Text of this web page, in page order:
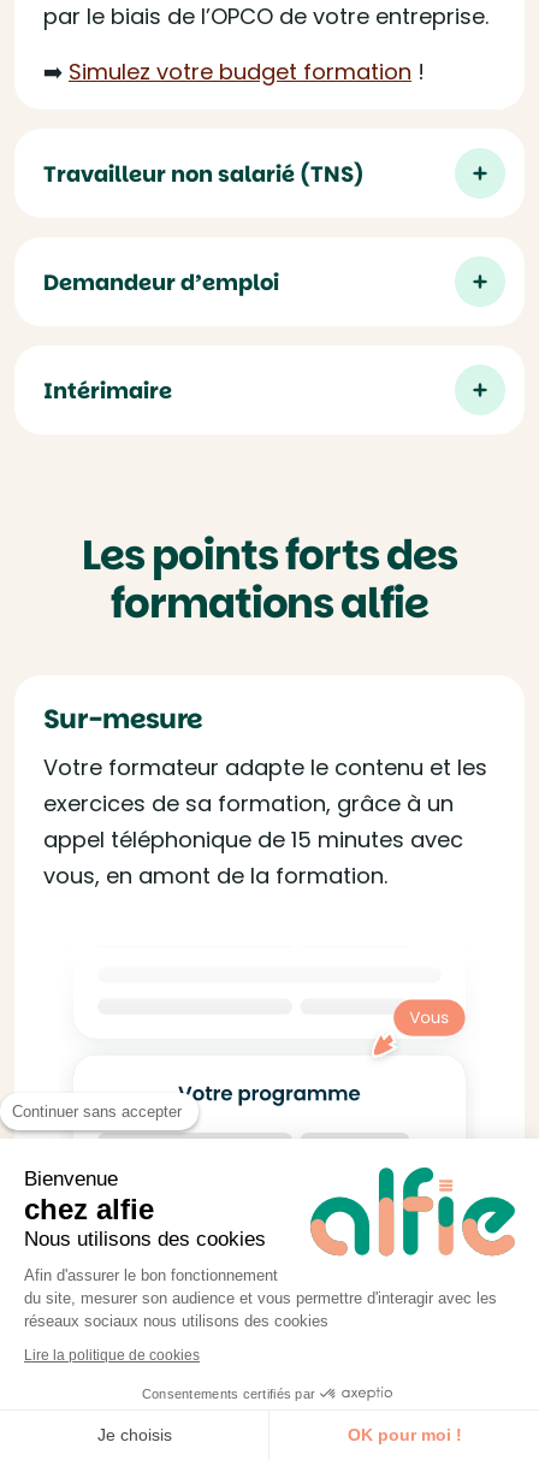
par le biais de l’OPCO de votre entreprise.
➡️ Simulez votre budget formation !
Travailleur non salarié (TNS)
Demandeur d’emploi
Intérimaire
Les points forts des
formations alfie
Sur-mesure
Votre formateur adapte le contenu et les
exercices de sa formation, grâce à un
appel téléphonique de 15 minutes avec
vous, en amont de la formation.
Continuer sans accepter
Bienvenue
chez alfie
Nous utilisons des cookies
Afin d'assurer le bon fonctionnement
du site, mesurer son audience et vous permettre d'interagir avec les
réseaux sociaux nous utilisons des cookies
Lire la politique de cookies
Consentements certifiés par
Je choisis OK pour moi !